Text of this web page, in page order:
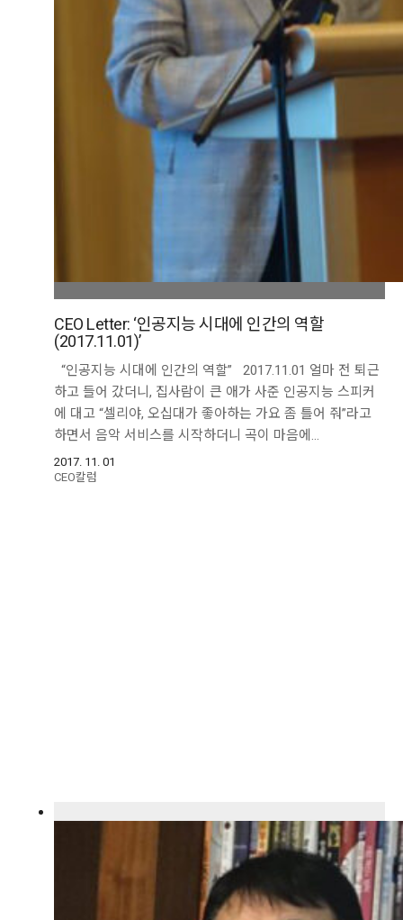
CEO Letter: ‘인공지능 시대에 인간의 역할
(2017.11.01)’
“인공지능 시대에 인간의 역할” 2017.11.01 얼마 전 퇴근
하고 들어 갔더니, 집사람이 큰 애가 사준 인공지능 스피커
에 대고 “셀리야, 오십대가 좋아하는 가요 좀 틀어 줘”라고
하면서 음악 서비스를 시작하더니 곡이 마음에…
2017. 11. 01
CEO칼럼